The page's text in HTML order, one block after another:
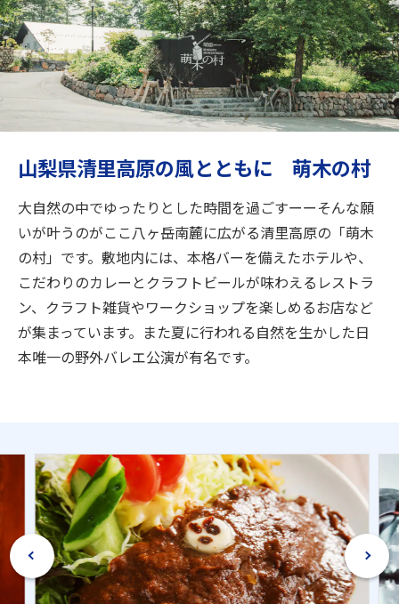
行き先
旅のお役立ち情報
閉じる
山梨県清里高原の風とともに 萌木の村
大自然の中でゆったりとした時間を過ごすーーそんな願
いが叶うのがここ八ヶ岳南麓に広がる清里高原の「萌木
の村」です。敷地内には、本格バーを備えたホテルや、
こだわりのカレーとクラフトビールが味わえるレストラ
ン、クラフト雑貨やワークショップを楽しめるお店など
が集まっています。また夏に行われる自然を生かした日
本唯一の野外バレエ公演が有名です。